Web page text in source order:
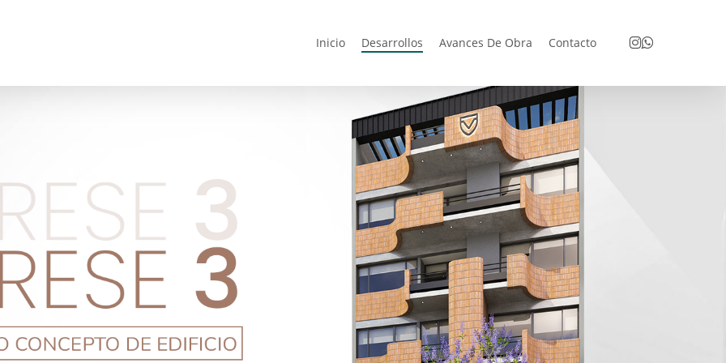
Inicio Desarrollos Avances De Obra Contacto Instagram
Whatsapp